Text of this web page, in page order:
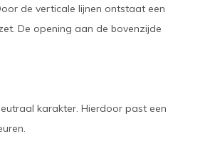
de verticale lijnen ontstaat een
De opening aan de bovenzijde
karakter. Hierdoor past een